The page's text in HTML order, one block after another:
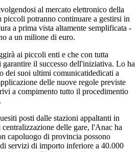
al mercato elettronico della
potranno continuare a gestirsi in
a prima vista altamente semplificata -
a un milione di euro.
ai piccoli enti e che con tutta
il successo dell'iniziativa. Lo ha
dei suoi ultimi comunicatidedicati a
delle nuove regole previste
a compimento tutto il procedimentio
posti dalle stazioni appaltanti in
delle gare, l'Anac ha
capoluogo di provincia possono
servizi di importo inferiore a 40.000